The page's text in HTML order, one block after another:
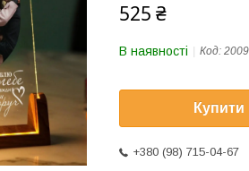
525 ₴
В наявності Код: 2009
Купити
+380 (98) 715-04-67